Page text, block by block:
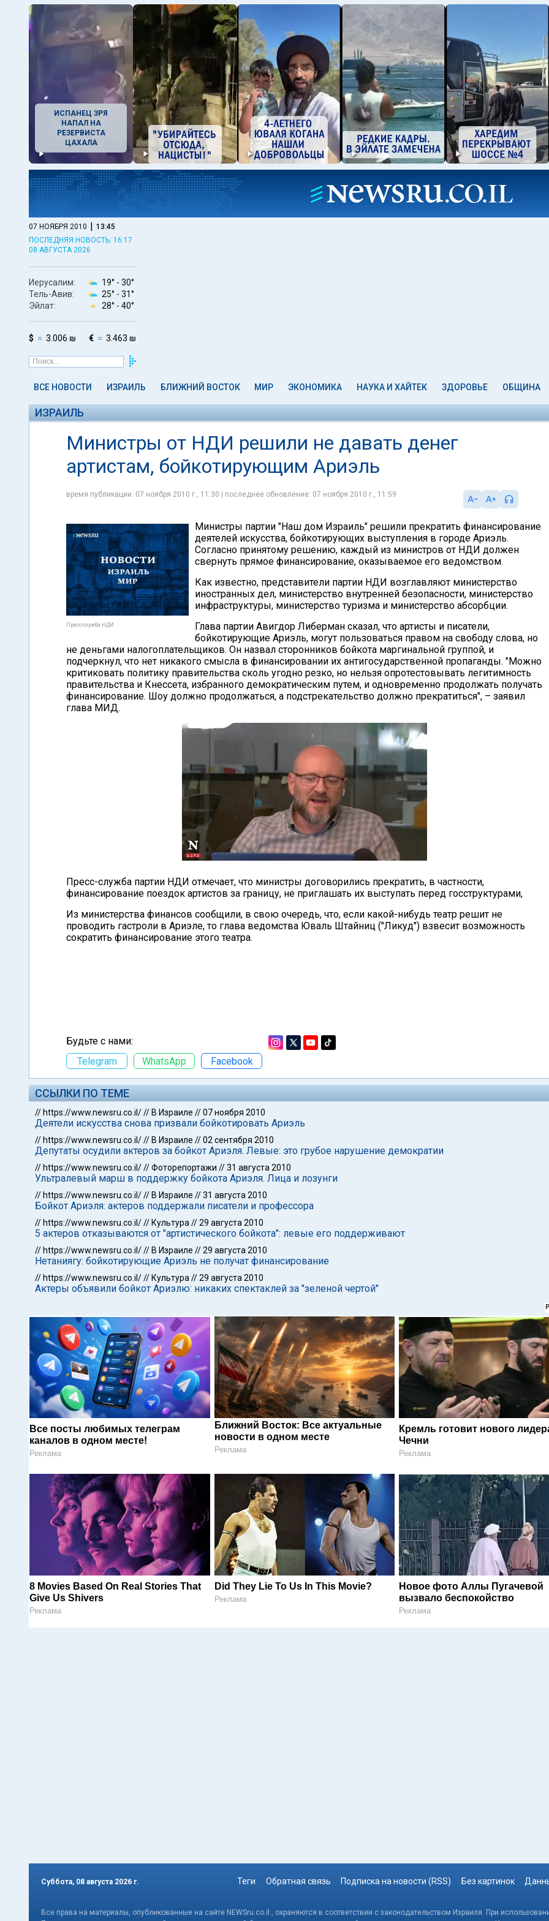
ИСПАНЕЦ ЗРЯ
НАПАЛ НА
РЕЗЕРВИСТА
ЦАХАЛА
07 НОЯБРЯ 2010 | 13:45
ПОСЛЕДНЯЯ НОВОСТЬ: 16:17
08 АВГУСТА 2026
Иерусалим: 19° - 30°
Тель-Авив:
25° - 31°
Эйлат:
28° - 40°
$ 3.006 ₪ € 3.463 ₪
ВСЕ НОВОСТИ ИЗРАИЛЬ БЛИЖНИЙ ВОСТОК МИР ЭКОНОМИКА НАУКА И ХАЙТЕК ЗДОРОВЬЕ ОБЩИНА
ИЗРАИЛЬ
Министры от НДИ решили не давать денег
артистам, бойкотирующим Ариэль
время публикации: 07 ноября 2010 г., 11:30 | последнее обновление: 07 ноября 2010 г., 11:59
Пресс-служба НДИ
Министры партии "Наш дом Израиль" решили прекратить финансирование
деятелей искусства, бойкотирующих выступления в городе Ариэль.
Согласно принятому решению, каждый из министров от НДИ должен
свернуть прямое финансирование, оказываемое его ведомством.
Как известно, представители партии НДИ возглавляют министерство
иностранных дел, министерство внутренней безопасности, министерство
инфраструктуры, министерство туризма и министерство абсорбции.
Глава партии Авигдор Либерман сказал, что артисты и писатели,
бойкотирующие Ариэль, могут пользоваться правом на свободу слова, но
не деньгами налогоплательщиков. Он назвал сторонников бойкота маргинальной группой, и
подчеркнул, что нет никакого смысла в финансировании их антигосударственной пропаганды. "Можно
критиковать политику правительства сколь угодно резко, но нельзя опротестовывать легитимность
правительства и Кнессета, избранного демократическим путем, и одновременно продолжать получать
финансирование. Шоу должно продолжаться, а подстрекательство должно прекратиться", – заявил
глава МИД.
Пресс-служба партии НДИ отмечает, что министры договорились прекратить, в частности,
финансирование поездок артистов за границу, не приглашать их выступать перед госструктурами,
Из министерства финансов сообщили, в свою очередь, что, если какой-нибудь театр решит не
проводить гастроли в Ариэле, то глава ведомства Юваль Штайниц ("Ликуд") взвесит возможность
сократить финансирование этого театра.
Будьте с нами:
Telegram
WhatsApp Facebook
ССЫЛКИ ПО ТЕМЕ
// https://www.newsru.co.il/// В Израиле //07 ноября 2010
Деятели искусства снова призвали бойкотировать Ариэль
// https://www.newsru.co.il/// В Израиле //02 сентября 2010
Депутаты осудили актеров за бойкот Ариэля. Левые: это грубое нарушение демократии
// https://www.newsru.co.il///Фоторепортажи //31 августа 2010
Ультралевый марш в поддержку бойкота Ариэля. Лица и лозунги
// https://www.newsru.co.il/// В Израиле //31 августа 2010
Бойкот Ариэля: актеров поддержали писатели и профессорa
// https://www.newsru.co.il/// Культура //29 августа 2010
5 актеров отказываются от "артистического бойкота": левые его поддерживают
// https://www.newsru.co.il/// В Израиле //29 августа 2010
Нетаниягу: бойкотирующие Ариэль не получат финансирование
// https://www.newsru.co.il/// Культура //29 августа 2010
Актеры объявили бойкот Ариэлю: никаких спектаклей за "зеленой чертой"
Все посты любимых телеграм
каналов в одном месте!
Реклама
Ближний Восток: Все актуальные
новости в одном месте
Реклама
Кремль готовит нового
Чечни
Реклама
8 Movies Based On Real Stories That
Give Us Shivers
Реклама
Did They Lie To Us In This Movie?
Реклама
Новое фото Аллы Пугачевой
вызвало беспокойство
Реклама
Суббота, 08 августа 2026 г. Теги Обратная связь Подписка на новости (RSS) Без картинок
Все права на материалы, опубликованные на сайте NEWSru.co.il , охраняются в соответствии с законодательством Израиля. При